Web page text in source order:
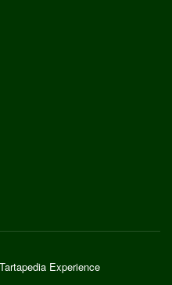
Experience